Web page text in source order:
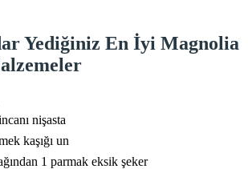
Yediğiniz En İyi Magnolia
nişasta
kaşığı un
1 parmak eksik şeker